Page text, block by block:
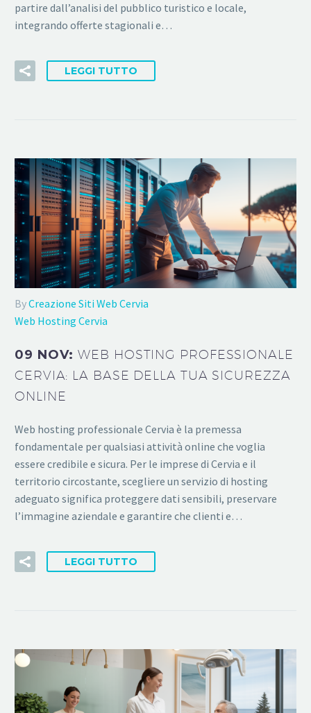
partire dall’analisi del pubblico turistico e locale,
integrando offerte stagionali e…
LEGGI TUTTO
ByCreazione Siti Web Cervia
Web Hosting Cervia
09 NOV:WEB HOSTING PROFESSIONALE
CERVIA: LA BASE DELLA TUA SICUREZZA
ONLINE
Web hosting professionale Cervia è la premessa
fondamentale per qualsiasi attività online che voglia
essere credibile e sicura. Per le imprese di Cervia e il
territorio circostante, scegliere un servizio di hosting
adeguato significa proteggere dati sensibili, preservare
l’immagine aziendale e garantire che clienti e…
LEGGI TUTTO